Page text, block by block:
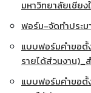
มหาวิทยาลัยเชีย
ฟอร์ม-จัดทำประม
แบบฟอร์มคำขอตั้
รายได้ส่วนงาน)_
แบบฟอร์มคำขอตั้